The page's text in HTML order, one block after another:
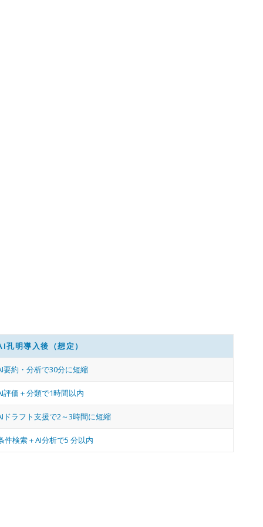
孔明導入後（想定）
要約・分析で30分に短縮
評価＋分類で1時間以内
ドラフト支援で2～3時間に短縮
件検索＋AI分析で5 分以内